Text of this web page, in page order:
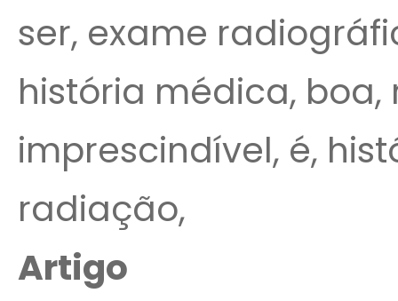
ser, exame
história médica, boa,
imprescindível, é,
radiação,
Artigo